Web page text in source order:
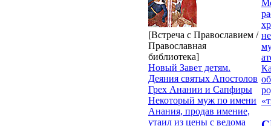
[Встреча с Православием /
Православная
библиотека]
Новый Завет детям.
Деяния святых Апостолов
Грех Анании и Сапфиры
Некоторый муж по имени
Анания, продав имение,
утаил из цены с ведома